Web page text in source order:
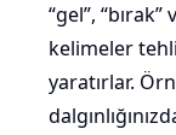
“gel”,
kelimeler
yaratırlar.